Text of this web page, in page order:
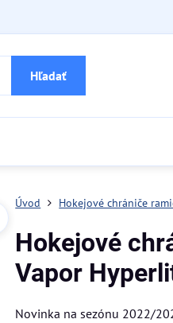
Hľadať
Úvod Hokejové chrániče
Hokejové
Vapor
Novinka na sezónu 2022/